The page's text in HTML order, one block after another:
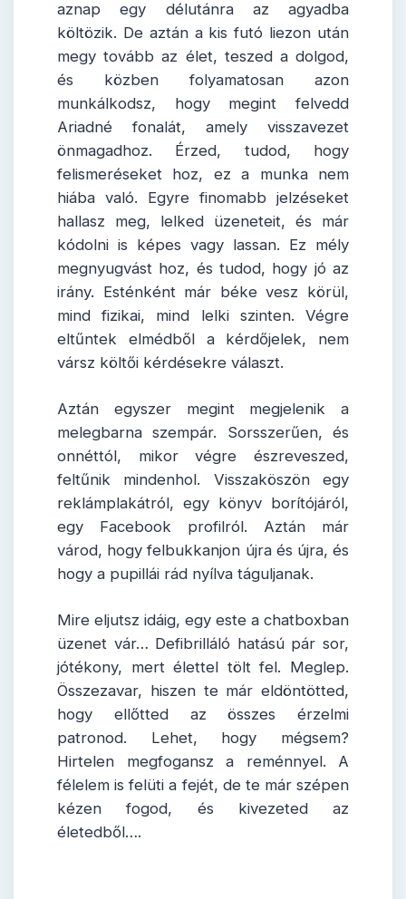
aznap egy délutánra az agyadba
költözik. De aztán a kis futó liezon után
megy tovább az élet, teszed a dolgod,
és közben folyamatosan azon
munkálkodsz, hogy megint felvedd
Ariadné fonalát, amely visszavezet
önmagadhoz. Érzed, tudod, hogy
felismeréseket hoz, ez a munka nem
hiába való. Egyre finomabb jelzéseket
hallasz meg, lelked üzeneteit, és már
kódolni is képes vagy lassan. Ez mély
megnyugvást hoz, és tudod, hogy jó az
irány. Esténként már béke vesz körül,
mind fizikai, mind lelki szinten. Végre
eltűntek elmédből a kérdőjelek, nem
vársz költői kérdésekre választ.
Aztán egyszer megint megjelenik a
melegbarna szempár. Sorsszerűen, és
onnéttól, mikor végre észreveszed,
feltűnik mindenhol. Visszaköszön egy
reklámplakátról, egy könyv borítójáról,
egy Facebook profilról. Aztán már
várod, hogy felbukkanjon újra és újra, és
hogy a pupillái rád nyílva táguljanak.
Mire eljutsz idáig, egy este a chatboxban
üzenet vár… Defibrilláló hatású pár sor,
jótékony, mert élettel tölt fel. Meglep.
Összezavar, hiszen te már eldöntötted,
hogy ellőtted az összes érzelmi
patronod. Lehet, hogy mégsem?
Hirtelen megfogansz a reménnyel. A
félelem is felüti a fejét, de te már szépen
kézen fogod, és kivezeted az
életedből….